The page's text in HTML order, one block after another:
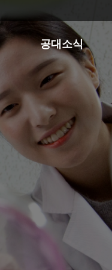
공대소식